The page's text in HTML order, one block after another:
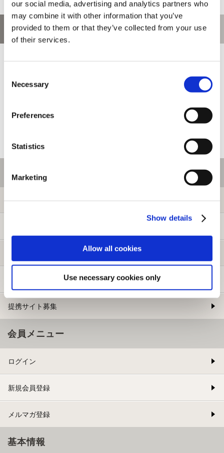
our social media, advertising and analytics partners who
may combine it with other information that you’ve
provided to them or that they’ve collected from your use
of their services.
Selection
Necessary
Preferences
Statistics
Marketing
Show details
Allow all cookies
Use necessary cookies only
お問い合わせ
ご利用情報
初めての方へ
提携サイト募集
会員メニュー
ログイン
新規会員登録
メルマガ登録
基本情報